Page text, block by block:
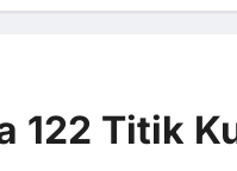
122 Titik